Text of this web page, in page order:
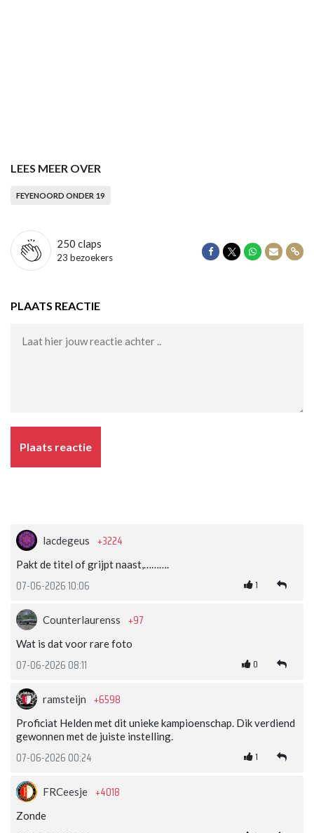
LEES MEER OVER
FEYENOORD ONDER 19
250 claps
23 bezoekers
Delen op Facebook
Delen op Twitter
Delen op
Delen
PLAATS REACTIE
Plaats reactie
lacdegeus +3224
Pakt de titel of grijpt naast,……….
07-06-2026 10:06 1
Counterlaurenss +97
Wat is dat voor rare foto
07-06-2026 08:11 0
ramsteijn +6598
Proficiat Helden met dit unieke kampioenschap. Dik verdiend
gewonnen met de juiste instelling.
07-06-2026 00:24 1
FRCeesje +4018
Zonde